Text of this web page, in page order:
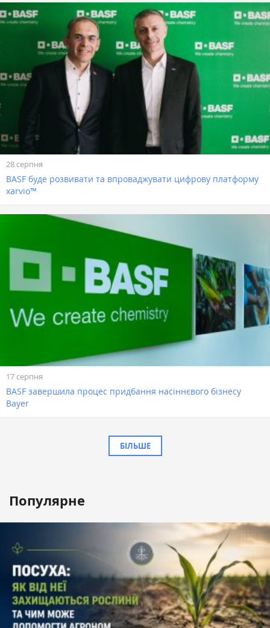
28 серпня
BASF буде розвивати та впроваджувати цифрову платформу
xarvio™
17 серпня
BASF завершила процес придбання насіннєвого бізнесу
Bayer
БІЛЬШЕ
Популярне